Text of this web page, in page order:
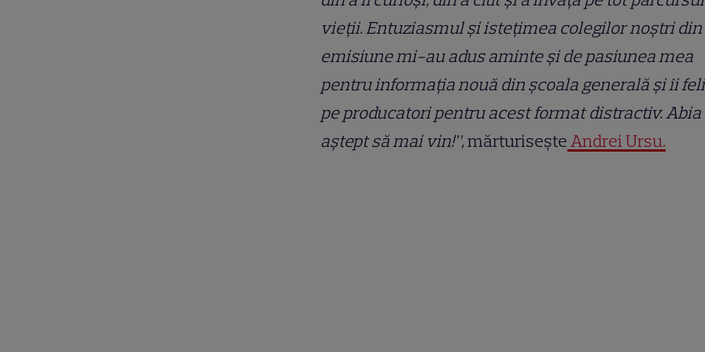
vieții. Entuziasmul și istețimea colegilor noștri din
emisiune mi-au adus aminte și de pasiunea mea
pentru informația nouă din școala generală și îi
pe producatori pentru acest format distractiv. Abia
aștept să mai vin!”,mărturiseșteAndrei Ursu.